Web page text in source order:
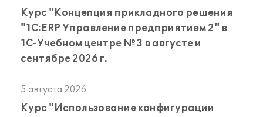
Курс "Концепция прикладного решения
"1С:ERP Управление предприятием 2" в
1С-Учебном центре №3 в августе и
сентябре 2026 г.
5 августа 2026
Курс "Использование конфигурации